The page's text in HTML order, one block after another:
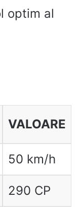
optim al
VALOARE
50 km/h
290 CP